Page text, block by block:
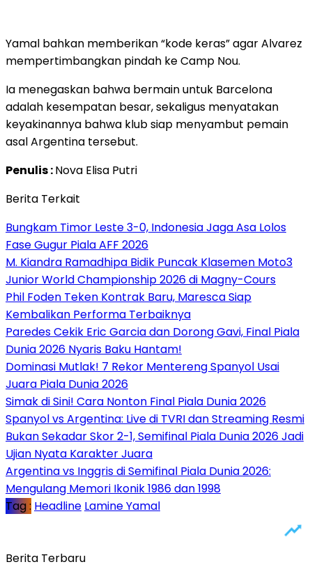
Yamal bahkan memberikan “kode keras” agar Alvarez
mempertimbangkan pindah ke Camp Nou.
Ia menegaskan bahwa bermain untuk Barcelona
adalah kesempatan besar, sekaligus menyatakan
keyakinannya bahwa klub siap menyambut pemain
asal Argentina tersebut.
Penulis :Nova Elisa Putri
Berita Terkait
Bungkam Timor Leste 3-0, Indonesia Jaga Asa Lolos
Fase Gugur Piala AFF 2026
M. Kiandra Ramadhipa Bidik Puncak Klasemen Moto3
Junior World Championship 2026 di Magny-Cours
Phil Foden Teken Kontrak Baru, Maresca Siap
Kembalikan Performa Terbaiknya
Paredes Cekik Eric Garcia dan Dorong Gavi, Final Piala
Dunia 2026 Nyaris Baku Hantam!
Dominasi Mutlak! 7 Rekor Mentereng Spanyol Usai
Juara Piala Dunia 2026
Simak di Sini! Cara Nonton Final Piala Dunia 2026
Spanyol vs Argentina: Live di TVRI dan Streaming Resmi
Bukan Sekadar Skor 2-1, Semifinal Piala Dunia 2026 Jadi
Ujian Nyata Karakter Juara
Argentina vs Inggris di Semifinal Piala Dunia 2026:
Mengulang Memori Ikonik 1986 dan 1998
Tag : Headline Lamine Yamal
Berita Terbaru